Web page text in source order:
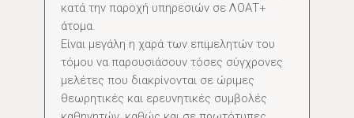
κατά την παροχή υπηρεσιών σε ΛΟΑΤ+
άτομα.
Είναι μεγάλη η χαρά των επιμελητών του
τόμου να παρουσιάσουν τόσες σύγχρονες
μελέτες που διακρίνονται σε ώριμες
θεωρητικές και ερευνητικές συμβολές